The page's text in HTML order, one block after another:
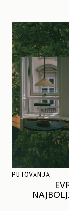
PUTOVANJA